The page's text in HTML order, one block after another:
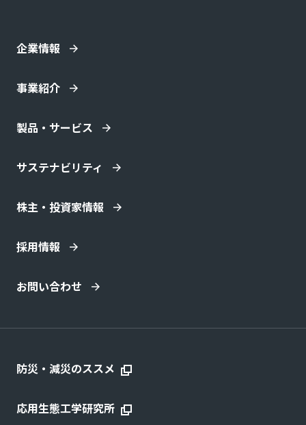
企業情報
事業紹介
製品・サービス
サステナビリティ
株主・投資家情報
採用情報
お問い合わせ
防災・減災のススメ
応用生態工学研究所